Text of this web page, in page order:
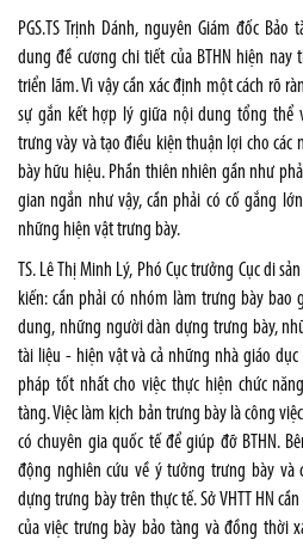
PGS.TS Trịnh Dánh, nguyên Giám đốc
dung đề cương chi tiết của BTHN hiện
triển lãm. Vì vậy cần xác định một cách rõ
sự gắn kết hợp lý giữa nội dung tổng thể
trưng vày và tạo điều kiện thuận lợi cho các
bày hữu hiệu. Phần thiên nhiên gần như
gian ngắn như vậy, cần phải có cố gắng
những hiện vật trưng bày.
TS. Lê Thị Minh Lý, Phó Cục trưởng Cục di
kiến: cần phải có nhóm làm trưng bày
dung, những người dàn dựng trưng bày,
tài liệu - hiện vật và cả những nhà giáo
pháp tốt nhất cho việc thực hiện chức
tàng. Việc làm kịch bản trưng bày là công
có chuyên gia quốc tế để giúp đỡ BTHN.
động nghiên cứu về ý tưởng trưng bày và
dựng trưng bày trên thực tế. Sở VHTT HN
của việc trưng bày bảo tàng và đồng thời